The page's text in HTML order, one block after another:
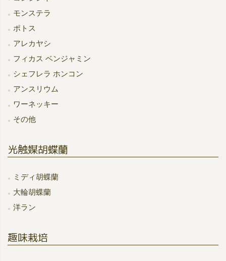
モンステラ
ポトス
アレカヤシ
フィカス ベンジャミン
シェフレラ ホンコン
アンスリウム
ワーネッキー
その他
光触媒胡蝶蘭
ミディ胡蝶蘭
大輪胡蝶蘭
洋ラン
趣味栽培